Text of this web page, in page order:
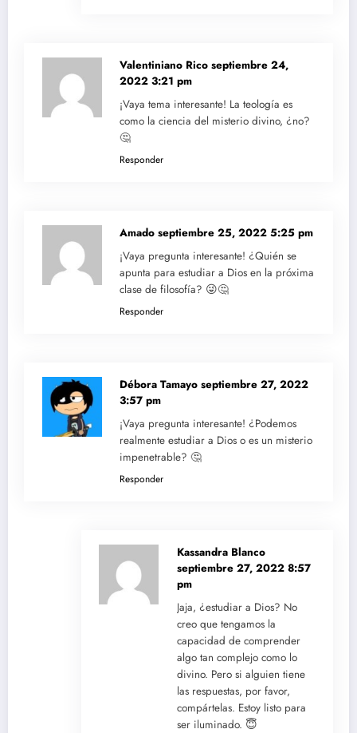
Valentiniano Rico septiembre 24,
2022 3:21 pm
¡Vaya tema interesante! La teología es
como la ciencia del misterio divino, ¿no?
🤔
Responder
Amado septiembre 25, 2022 5:25 pm
¡Vaya pregunta interesante! ¿Quién se
apunta para estudiar a Dios en la próxima
clase de filosofía? 😜🤔
Responder
Débora Tamayo septiembre 27, 2022
3:57 pm
¡Vaya pregunta interesante! ¿Podemos
realmente estudiar a Dios o es un misterio
impenetrable? 🤔
Responder
Kassandra Blanco
septiembre 27, 2022 8:57
pm
Jaja, ¿estudiar a Dios? No
creo que tengamos la
capacidad de comprender
algo tan complejo como lo
divino. Pero si alguien tiene
las respuestas, por favor,
compártelas. Estoy listo para
ser iluminado. 😇